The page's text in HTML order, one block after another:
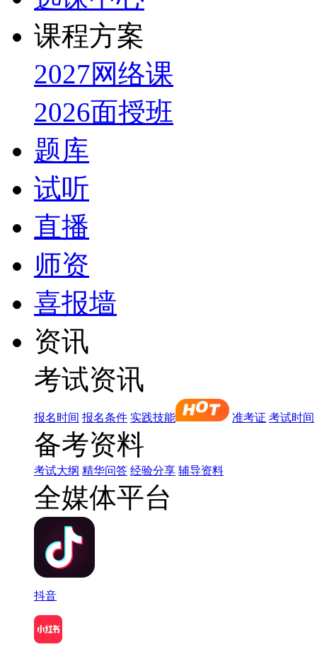
课程方案
2027网络课
2026面授班
题库
试听
直播
师资
喜报墙
资讯
考试资讯
报名时间 报名条件 实践技能 准考证 考试时间
备考资料
考试大纲 精华问答 经验分享 辅导资料
全媒体平台
抖音